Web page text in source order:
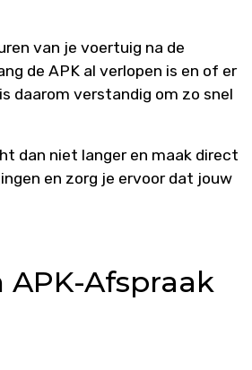
van je voertuig na de
de APK al verlopen is en of er
daarom verstandig om zo snel
dan niet langer en maak direct
en zorg je ervoor dat jouw
APK-Afspraak